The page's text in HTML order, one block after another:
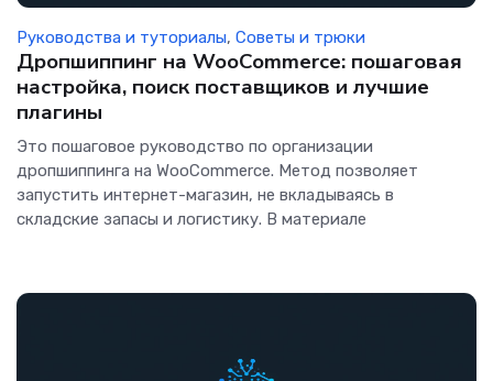
Руководства и туториалы, Советы и трюки
Дропшиппинг на WooCommerce: пошаговая
настройка, поиск поставщиков и лучшие
плагины
Это пошаговое руководство по организации
дропшиппинга на WooCommerce. Метод позволяет
запустить интернет-магазин, не вкладываясь в
складские запасы и логистику. В материале